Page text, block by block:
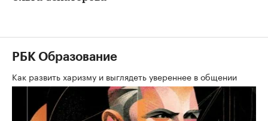
РБК Образование
Как развить харизму и выглядеть увереннее в общении